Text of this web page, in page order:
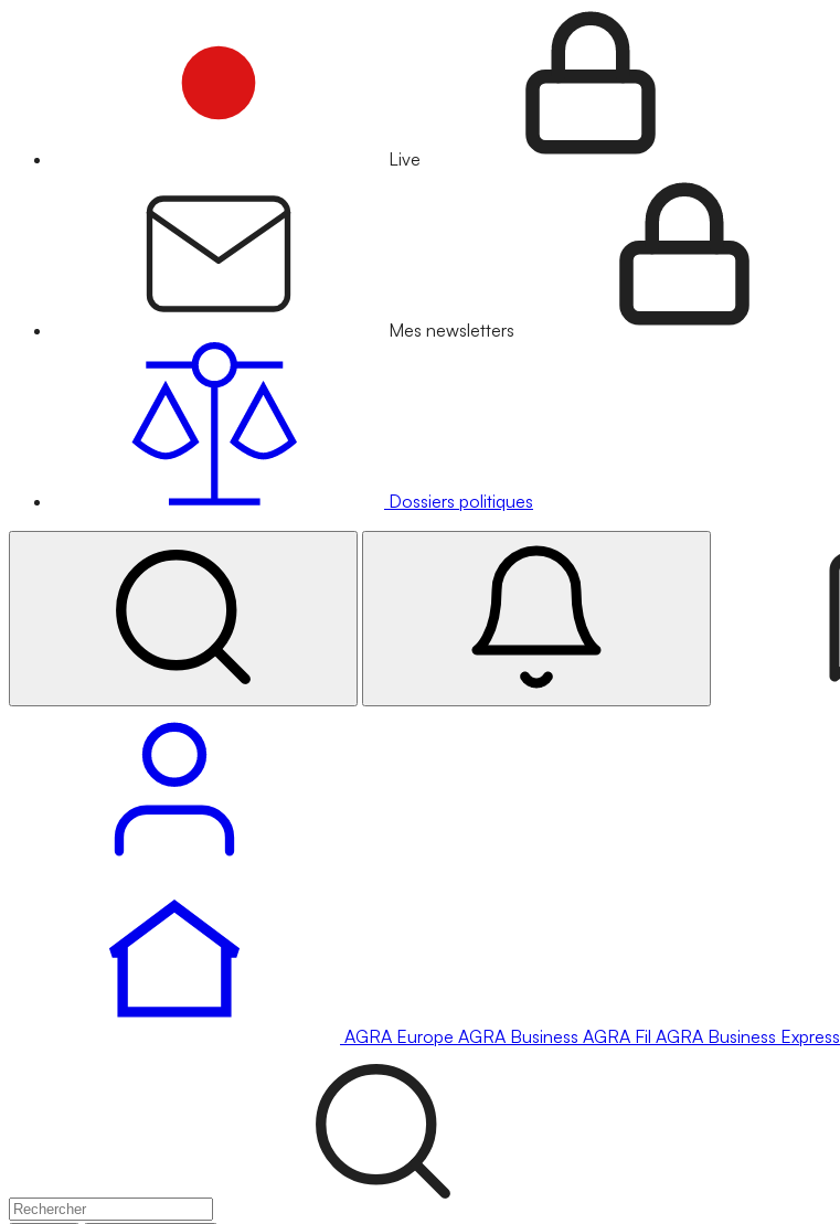
Live
Mes newsletters
Dossiers politiques
AGRA Europe AGRA Business AGRA Fil AGRA Business Express